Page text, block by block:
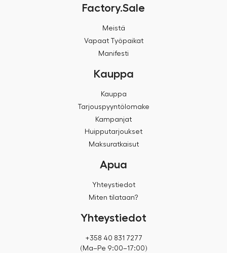
Factory.Sale
Meistä
Vapaat Työpaikat
Manifesti
Kauppa
Kauppa
Tarjouspyyntölomake
Kampanjat
Huipputarjoukset
Maksuratkaisut
Apua
Yhteystiedot
Miten tilataan?
Yhteystiedot
+358 40 831 7277
(Ma–Pe 9:00–17:00)